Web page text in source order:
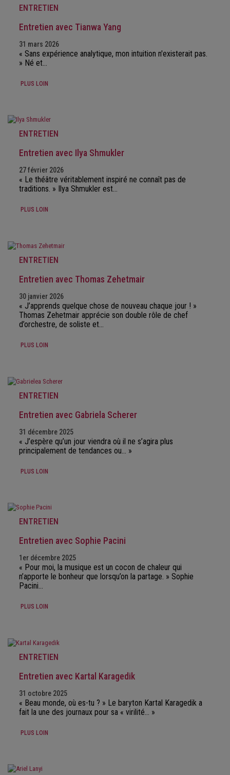
ENTRETIEN
Entretien avec Tianwa Yang
31 mars 2026
« Sans expérience analytique, mon intuition n'existerait pas.
» Né et…
PLUS LOIN
ENTRETIEN
Entretien avec Ilya Shmukler
27 février 2026
« Le théâtre véritablement inspiré ne connaît pas de
traditions. » Ilya Shmukler est…
PLUS LOIN
ENTRETIEN
Entretien avec Thomas Zehetmair
30 janvier 2026
« J’apprends quelque chose de nouveau chaque jour ! »
Thomas Zehetmair apprécie son double rôle de chef
d’orchestre, de soliste et…
PLUS LOIN
ENTRETIEN
Entretien avec Gabriela Scherer
31 décembre 2025
« J’espère qu’un jour viendra où il ne s’agira plus
principalement de tendances ou… »
PLUS LOIN
ENTRETIEN
Entretien avec Sophie Pacini
1er décembre 2025
« Pour moi, la musique est un cocon de chaleur qui
n’apporte le bonheur que lorsqu’on la partage. » Sophie
Pacini…
PLUS LOIN
ENTRETIEN
Entretien avec Kartal Karagedik
31 octobre 2025
« Beau monde, où es-tu ? » Le baryton Kartal Karagedik a
fait la une des journaux pour sa « virilité… »
PLUS LOIN